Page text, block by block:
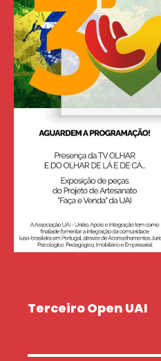
Terceiro Open UAI